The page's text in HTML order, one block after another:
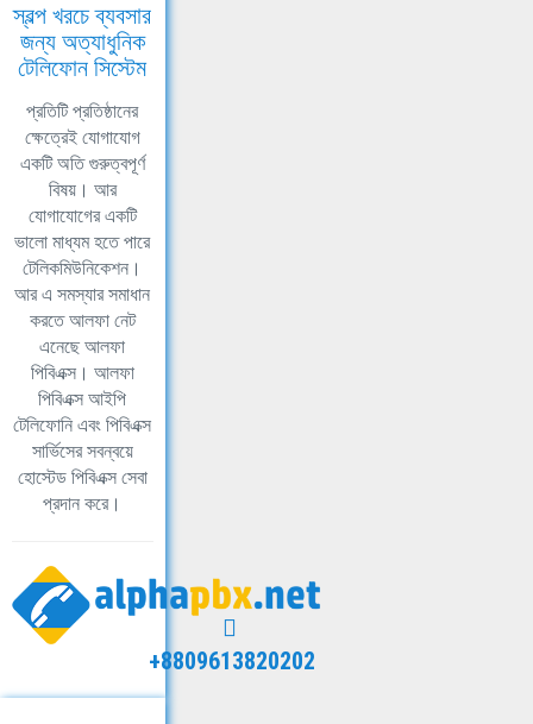
স্বল্প খরচে ব্যবসার
জন্য অত্যাধুনিক
টেলিফোন সিস্টেম
প্রতিটি প্রতিষ্ঠানের
ক্ষেত্রেই যোগাযোগ
একটি অতি গুরুত্বপূর্ণ
বিষয়। আর
যোগাযোগের একটি
ভালো মাধ্যম হতে পারে
টেলিকমিউনিকেশন।
আর এ সমস্যার সমাধান
করতে আলফা নেট
এনেছে আলফা
পিবিএক্স। আলফা
পিবিএক্স আইপি
টেলিফোনি এবং পিবিএক্স
সার্ভিসের সবন্বয়ে
হোস্টেড পিবিএক্স সেবা
প্রদান করে।
+8809613820202